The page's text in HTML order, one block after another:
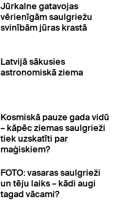
Jūrkalne gatavojas
vērienīgām saulgriežu
svinībām jūras krastā
Latvijā sākusies
astronomiskā ziema
Kosmiskā pauze gada vidū
– kāpēc ziemas saulgrieži
tiek uzskatīti par
maģiskiem?
FOTO: vasaras saulgrieži
un tēju laiks – kādi augi
tagad vācami?